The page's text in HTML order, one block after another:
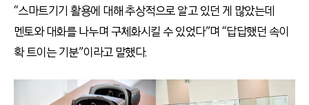
“스마트기기 활용에 대해 추상적으로 알고 있던 게 많았는데
멘토와 대화를 나누며 구체화시킬 수 있었다”며 “답답했던 속이
확 트이는 기분”이라고 말했다.